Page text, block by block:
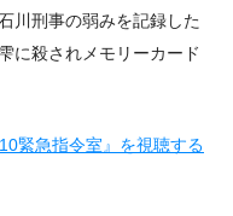
川刑事の弱みを記録した
に殺されメモリーカード
緊急指令室』を視聴する